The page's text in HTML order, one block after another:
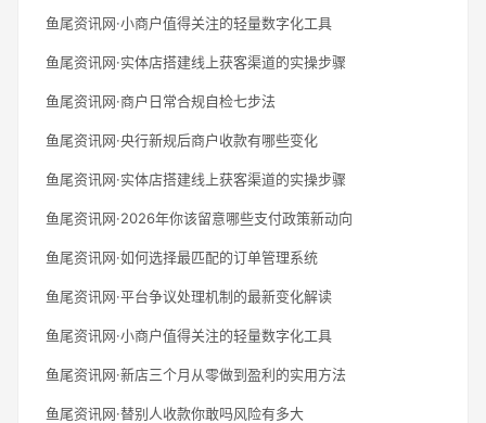
鱼尾资讯网·小商户值得关注的轻量数字化工具
鱼尾资讯网·实体店搭建线上获客渠道的实操步骤
鱼尾资讯网·商户日常合规自检七步法
鱼尾资讯网·央行新规后商户收款有哪些变化
鱼尾资讯网·实体店搭建线上获客渠道的实操步骤
鱼尾资讯网·2026年你该留意哪些支付政策新动向
鱼尾资讯网·如何选择最匹配的订单管理系统
鱼尾资讯网·平台争议处理机制的最新变化解读
鱼尾资讯网·小商户值得关注的轻量数字化工具
鱼尾资讯网·新店三个月从零做到盈利的实用方法
鱼尾资讯网·替别人收款你敢吗风险有多大